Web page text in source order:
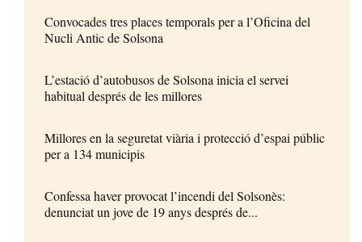
Convocades tres places temporals per a l’Oficina del
Nucli Antic de Solsona
L’estació d’autobusos de Solsona inicia el servei
habitual després de les millores
Millores en la seguretat viària i protecció d’espai públic
per a 134 municipis
Confessa haver provocat l’incendi del Solsonès:
denunciat un jove de 19 anys després de...